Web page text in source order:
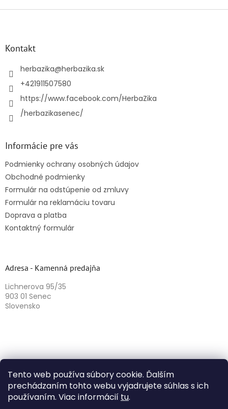
Tento web používa súbory cookie. Ďalším
prechádzaním tohto webu vyjadrujete súhlas s ich
používaním. Viac informácií tu.
Z
Kontakt
herbazika@herbazika.sk
+421911507580
https://www.facebook.com/HerbaZika
/herbazikasenec/
Informácie pre vás
Podmienky ochrany osobných údajov
Obchodné podmienky
Formulár na odstúpenie od zmluvy
Formulár na reklamáciu tovaru
Doprava a platba
Kontaktný formulár
Adresa - Kamenná predajňa
Lichnerova 95/35
903 01 Senec
Slovensko